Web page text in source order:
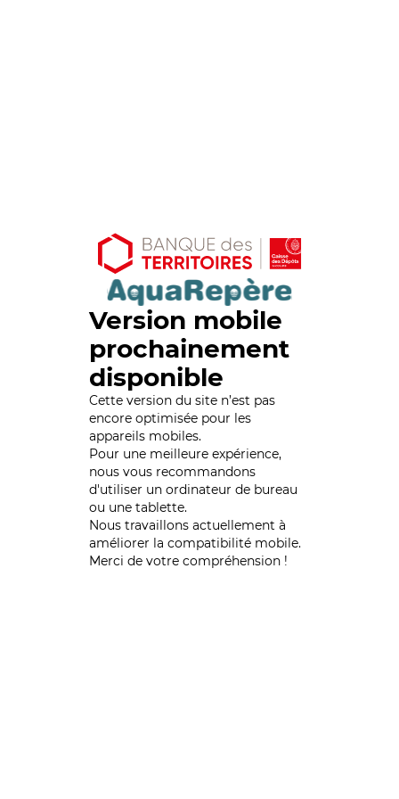
Version mobile
prochainement
disponible
Cette version du site n’est pas
encore optimisée pour les
appareils mobiles.
Pour une meilleure expérience,
nous vous recommandons
d'utiliser un ordinateur de bureau
ou une tablette.
Nous travaillons actuellement à
améliorer la compatibilité mobile.
Merci de votre compréhension !